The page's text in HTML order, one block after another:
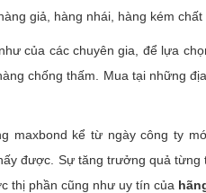
giả, hàng nhái, hàng kém
của các chuyên gia, để lựa
chống thấm. Mua tại những
maxbond kể từ ngày công ty
được. Sự tăng trưởng quả
thị phần cũng như uy tín của